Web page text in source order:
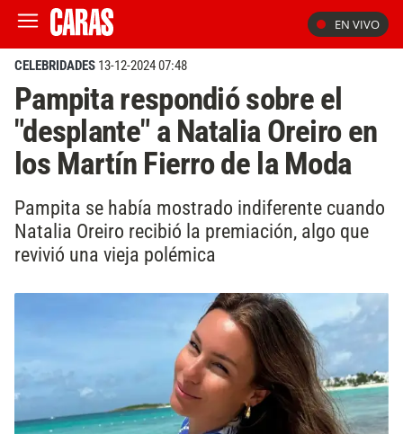
EN VIVO
CELEBRIDADES 13-12-2024 07:48
Pampita respondió sobre el
"desplante" a Natalia Oreiro en
los Martín Fierro de la Moda
Pampita se había mostrado indiferente cuando
Natalia Oreiro recibió la premiación, algo que
revivió una vieja polémica